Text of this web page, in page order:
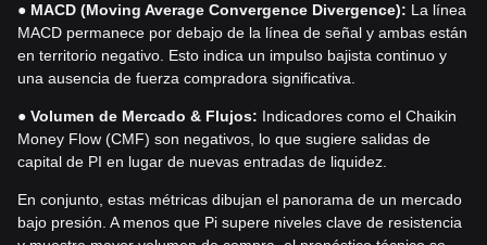
● MACD (Moving Average Convergence Divergence): La línea
MACD permanece por debajo de la línea de señal y ambas están
en territorio negativo. Esto indica un impulso bajista continuo y
una ausencia de fuerza compradora significativa.
● Volumen de Mercado & Flujos: Indicadores como el Chaikin
Money Flow (CMF) son negativos, lo que sugiere salidas de
capital de PI en lugar de nuevas entradas de liquidez.
En conjunto, estas métricas dibujan el panorama de un mercado
bajo presión. A menos que Pi supere niveles clave de resistencia